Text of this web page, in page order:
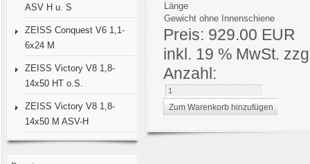
ASV H u. S
ZEISS Conquest V6 1,1-
6x24 M
ZEISS Victory V8 1,8-
14x50 HT o.S.
ZEISS Victory V8 1,8-
14x50 M ASV-H
Länge
Gewicht ohne Innenschiene
Preis: 929.00 EUR
inkl. 19 % MwSt.
Anzahl: